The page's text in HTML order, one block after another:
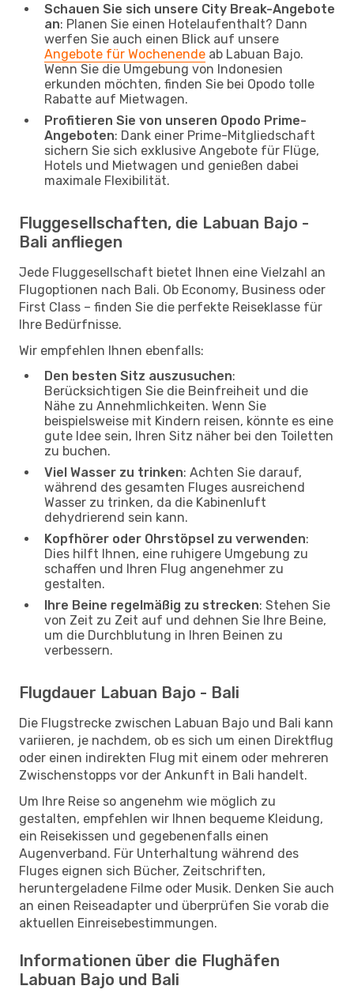
Schauen Sie sich unsere City Break-Angebote
an: Planen Sie einen Hotelaufenthalt? Dann
werfen Sie auch einen Blick auf unsere
Angebote für Wochenende ab Labuan Bajo.
Wenn Sie die Umgebung von Indonesien
erkunden möchten, finden Sie bei Opodo tolle
Rabatte auf Mietwagen.
Profitieren Sie von unseren Opodo Prime-
Angeboten: Dank einer Prime-Mitgliedschaft
sichern Sie sich exklusive Angebote für Flüge,
Hotels und Mietwagen und genießen dabei
maximale Flexibilität.
Fluggesellschaften, die Labuan Bajo -
Bali anfliegen
Jede Fluggesellschaft bietet Ihnen eine Vielzahl an
Flugoptionen nach Bali. Ob Economy, Business oder
First Class – finden Sie die perfekte Reiseklasse für
Ihre Bedürfnisse.
Wir empfehlen Ihnen ebenfalls:
Den besten Sitz auszusuchen:
Berücksichtigen Sie die Beinfreiheit und die
Nähe zu Annehmlichkeiten. Wenn Sie
beispielsweise mit Kindern reisen, könnte es eine
gute Idee sein, Ihren Sitz näher bei den Toiletten
zu buchen.
Viel Wasser zu trinken: Achten Sie darauf,
während des gesamten Fluges ausreichend
Wasser zu trinken, da die Kabinenluft
dehydrierend sein kann.
Kopfhörer oder Ohrstöpsel zu verwenden:
Dies hilft Ihnen, eine ruhigere Umgebung zu
schaffen und Ihren Flug angenehmer zu
gestalten.
Ihre Beine regelmäßig zu strecken: Stehen Sie
von Zeit zu Zeit auf und dehnen Sie Ihre Beine,
um die Durchblutung in Ihren Beinen zu
verbessern.
Flugdauer Labuan Bajo - Bali
Die Flugstrecke zwischen Labuan Bajo und Bali kann
variieren, je nachdem, ob es sich um einen Direktflug
oder einen indirekten Flug mit einem oder mehreren
Zwischenstopps vor der Ankunft in Bali handelt.
Um Ihre Reise so angenehm wie möglich zu
gestalten, empfehlen wir Ihnen bequeme Kleidung,
ein Reisekissen und gegebenenfalls einen
Augenverband. Für Unterhaltung während des
Fluges eignen sich Bücher, Zeitschriften,
heruntergeladene Filme oder Musik. Denken Sie auch
an einen Reiseadapter und überprüfen Sie vorab die
aktuellen Einreisebestimmungen.
Informationen über die Flughäfen
Labuan Bajo und Bali